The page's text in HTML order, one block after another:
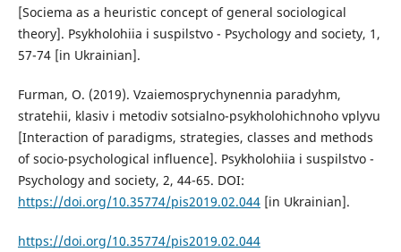
[Sociema as a heuristic concept of general sociological
theory]. Psykholohiia i suspilstvo - Psychology and society, 1,
57-74 [in Ukrainian].
Furman, O. (2019). Vzaiemosprychynennia paradyhm,
stratehii, klasiv i metodiv sotsialno-psykholohichnoho vplyvu
[Interaction of paradigms, strategies, classes and methods
of socio-psychological influence]. Psykholohiia i suspilstvo -
Psychology and society, 2, 44-65. DOI:
https://doi.org/10.35774/pis2019.02.044[in Ukrainian].
https://doi.org/10.35774/pis2019.02.044